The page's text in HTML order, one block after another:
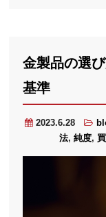
金製品の選
基準
2023.6.28
法, 純度,